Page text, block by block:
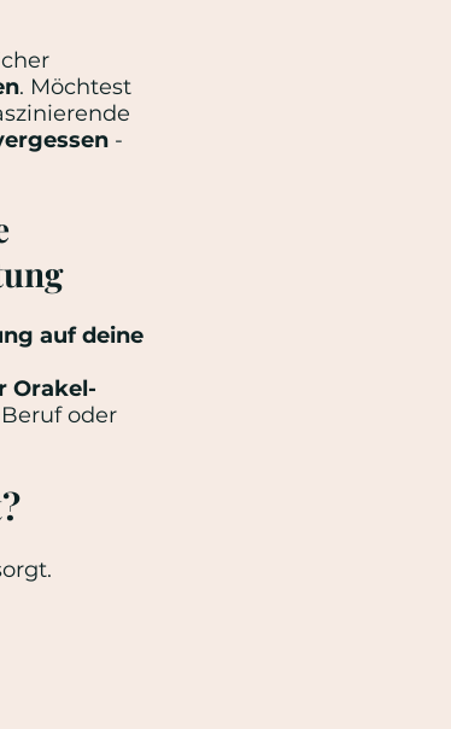
. Möchtest
-
auf deine
Orakel-
oder